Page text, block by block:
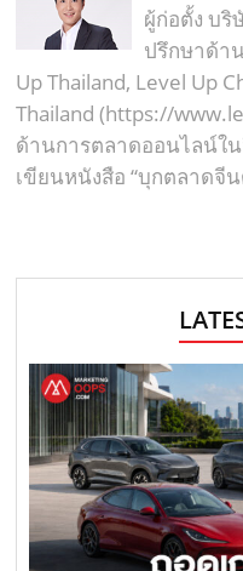
ผู้ก่อตั้ง บริ
ปรึกษาด้า
Up Thailand, Level Up
Thailand (https://
ด้านการตลาดออนไลน์ใ
เขียนหนังสือ “บุกตลาดจี